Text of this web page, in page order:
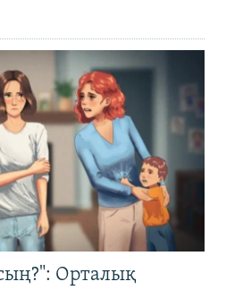
Орталық